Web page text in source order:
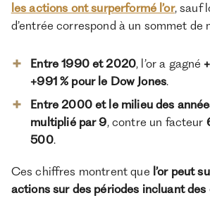
les actions ont surperformé l’or, sauf
d’entrée correspond à un sommet de
Entre 1990 et 2020, l’or a gagné
+991 % pour le Dow Jones.
Entre 2000 et le milieu des
multiplié par 9, contre un facteur
500.
Ces chiffres montrent que l’or peut
actions sur des périodes incluant